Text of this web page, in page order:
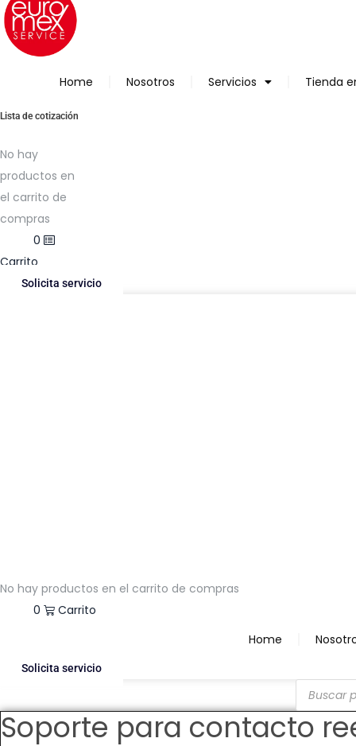
Home Nosotros Servicios Tienda
Lista de cotización
No hay
productos en
el carrito de
compras
0
Carrito
Solicita servicio
No hay productos en el carrito de compras
0
Carrito
Home
Solicita servicio
Products
search
Soporte para contacto